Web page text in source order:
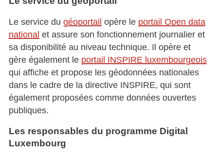
Le service du géoportail opère le portail Open data
national et assure son fonctionnement journalier et
sa disponibilité au niveau technique. Il opère et
gère également le portail INSPIRE luxembourgeois
qui affiche et propose les géodonnées nationales
dans le cadre de la directive INSPIRE, qui sont
également proposées comme données ouvertes
publiques.
Les responsables du programme Digital
Luxembourg